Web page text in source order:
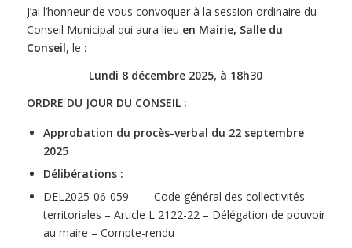
J’ai l’honneur de vous convoquer à la session ordinaire du
Conseil Municipal qui aura lieu en Mairie, Salle du
Conseil, le :
Lundi 8 décembre 2025, à 18h30
ORDRE DU JOUR DU CONSEIL :
Approbation du procès-verbal du 22 septembre
2025
Délibérations :
DEL2025-06-059 Code général des collectivités
territoriales – Article L 2122-22 – Délégation de pouvoir
au maire – Compte-rendu